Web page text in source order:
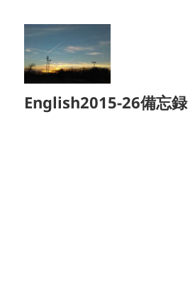
English2015-26備忘録